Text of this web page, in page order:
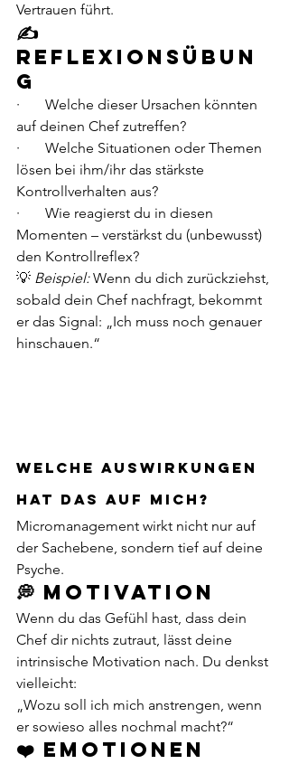
Vertrauen führt.
✍️
Reflexionsübun
g
·       Welche dieser Ursachen könnten
auf deinen Chef zutreffen?
·       Welche Situationen oder Themen
lösen bei ihm/ihr das stärkste
Kontrollverhalten aus?
·       Wie reagierst du in diesen
Momenten – verstärkst du (unbewusst)
den Kontrollreflex?
💡 Beispiel: Wenn du dich zurückziehst,
sobald dein Chef nachfragt, bekommt
er das Signal: „Ich muss noch genauer
hinschauen.“
Welche Auswirkungen
hat das auf mich?
Micromanagement wirkt nicht nur auf
der Sachebene, sondern tief auf deine
Psyche.
💭 Motivation
Wenn du das Gefühl hast, dass dein
Chef dir nichts zutraut, lässt deine
intrinsische Motivation nach. Du denkst
vielleicht:
„Wozu soll ich mich anstrengen, wenn
er sowieso alles nochmal macht?“
❤️ Emotionen